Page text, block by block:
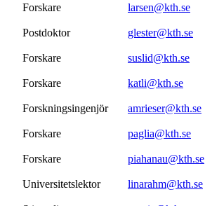
Forskare larsen@kth.se
Postdoktor glester@kth.se
Forskare suslid@kth.se
Forskare katli@kth.se
Forskningsingenjör amrieser@kth.se
Forskare paglia@kth.se
Forskare piahanau@kth.se
Universitetslektor linarahm@kth.se